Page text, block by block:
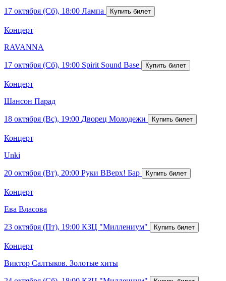
17 октября (Сб), 18:00 Лампа
Концерт
RAVANNA
17 октября (Сб), 19:00 Spirit Sound Base
Концерт
Шансон Парад
18 октября (Вс), 19:00 Дворец Молодежи
Концерт
Unki
20 октября (Вт), 20:00 Руки ВВерх! Бар
Концерт
Ева Власова
23 октября (Пт), 19:00 КЗЦ "Миллениум"
Концерт
Виктор Салтыков. Золотые хиты